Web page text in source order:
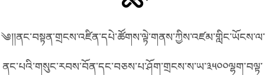
༄།།ནང་བསྟན་གྲངས་འཛིན་དཔེ་ཚོགས་ལྟེ་གནས་ཀྱིས་འཛམ་གླིང་ཡོངས་ལ་
ནང་པའི་གསུང་རབས་བོན་དང་བཅས་པ་ཤོག་གྲངས་ས་ཡ་༣༥༠༠ལྷག་བལྟ་
phonetics! How to find things?